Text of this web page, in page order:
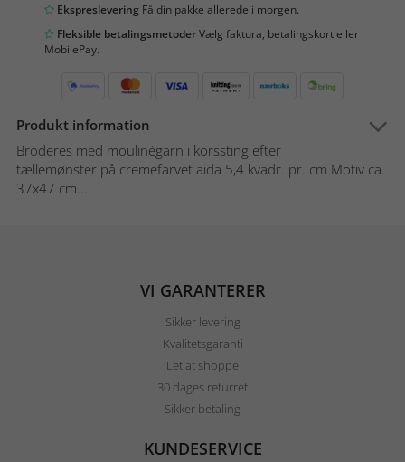
Ekspreslevering Få din pakke allerede i morgen.
Fleksible betalingsmetoderVælg faktura, betalingskort eller
MobilePay.
Produkt information
Broderes med moulinégarn i korssting efter
tællemønster på cremefarvet aida 5,4 kvadr. pr. cm Motiv ca.
37x47 cm...
VI GARANTERER
Sikker levering
Kvalitetsgaranti
Let at shoppe
30 dages returret
Sikker betaling
KUNDESERVICE